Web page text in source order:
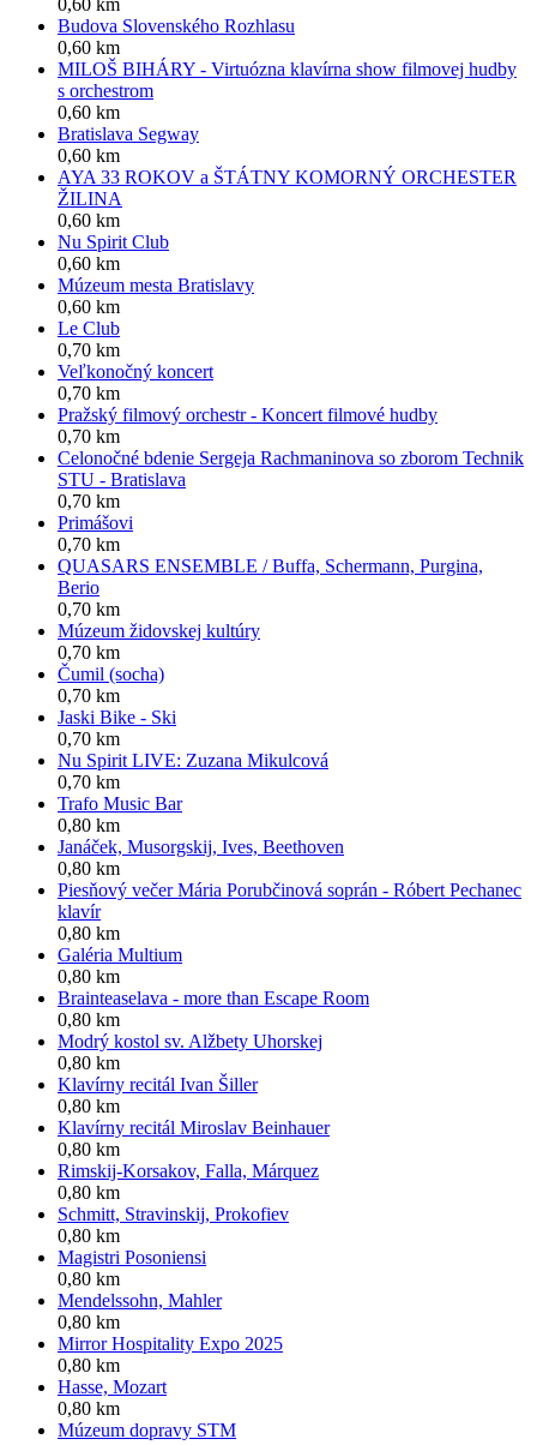
Budova Slovenského Rozhlasu
0,60 km
MILOŠ BIHÁRY - Virtuózna klavírna show filmovej hudby
s orchestrom
0,60 km
Bratislava Segway
0,60 km
AYA 33 ROKOV a ŠTÁTNY KOMORNÝ ORCHESTER
ŽILINA
0,60 km
Nu Spirit Club
0,60 km
Múzeum mesta Bratislavy
0,60 km
Le Club
0,70 km
Veľkonočný koncert
0,70 km
Pražský filmový orchestr - Koncert filmové hudby
0,70 km
Celonočné bdenie Sergeja Rachmaninova so zborom Technik
STU - Bratislava
0,70 km
Primášovi
0,70 km
QUASARS ENSEMBLE / Buffa, Schermann, Purgina,
Berio
0,70 km
Múzeum židovskej kultúry
0,70 km
Čumil (socha)
0,70 km
Jaski Bike - Ski
0,70 km
Nu Spirit LIVE: Zuzana Mikulcová
0,70 km
Trafo Music Bar
0,80 km
Janáček, Musorgskij, Ives, Beethoven
0,80 km
Piesňový večer Mária Porubčinová soprán - Róbert Pechanec
klavír
0,80 km
Galéria Multium
0,80 km
Brainteaselava - more than Escape Room
0,80 km
Modrý kostol sv. Alžbety Uhorskej
0,80 km
Klavírny recitál Ivan Šiller
0,80 km
Klavírny recitál Miroslav Beinhauer
0,80 km
Rimskij-Korsakov, Falla, Márquez
0,80 km
Schmitt, Stravinskij, Prokofiev
0,80 km
Magistri Posoniensi
0,80 km
Mendelssohn, Mahler
0,80 km
Mirror Hospitality Expo 2025
0,80 km
Hasse, Mozart
0,80 km
Múzeum dopravy STM